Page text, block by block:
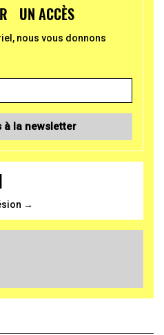
UN ACCÈS
nous vous donnons
à la newsletter
→